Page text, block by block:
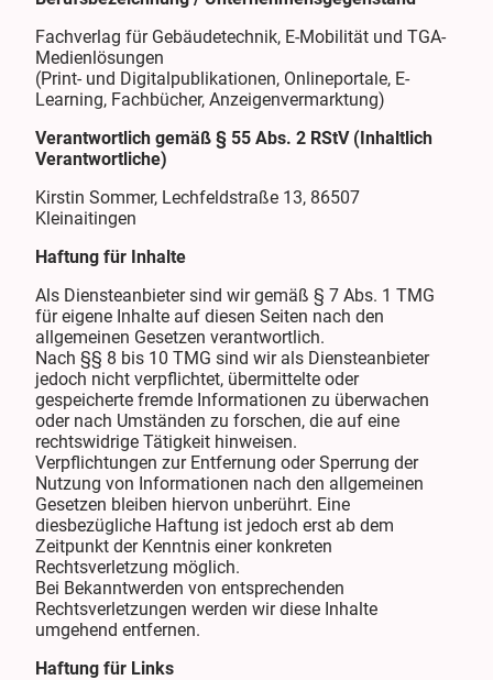
Fachverlag für Gebäudetechnik, E-Mobilität und TGA-
Medienlösungen
(Print- und Digitalpublikationen, Onlineportale, E-
Learning, Fachbücher, Anzeigenvermarktung)
Verantwortlich gemäß § 55 Abs. 2 RStV (Inhaltlich
Verantwortliche)
Kirstin Sommer, Lechfeldstraße 13, 86507
Kleinaitingen
Haftung für Inhalte
Als Diensteanbieter sind wir gemäß § 7 Abs. 1 TMG
für eigene Inhalte auf diesen Seiten nach den
allgemeinen Gesetzen verantwortlich.
Nach §§ 8 bis 10 TMG sind wir als Diensteanbieter
jedoch nicht verpflichtet, übermittelte oder
gespeicherte fremde Informationen zu überwachen
oder nach Umständen zu forschen, die auf eine
rechtswidrige Tätigkeit hinweisen.
Verpflichtungen zur Entfernung oder Sperrung der
Nutzung von Informationen nach den allgemeinen
Gesetzen bleiben hiervon unberührt. Eine
diesbezügliche Haftung ist jedoch erst ab dem
Zeitpunkt der Kenntnis einer konkreten
Rechtsverletzung möglich.
Bei Bekanntwerden von entsprechenden
Rechtsverletzungen werden wir diese Inhalte
umgehend entfernen.
Haftung für Links